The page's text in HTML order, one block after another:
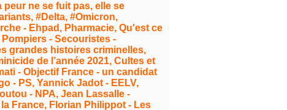
ne se fuit pas, elle se
#Delta, #Omicron,
- Ehpad, Pharmacie, Qu'est ce
- Secouristes -
grandes histoires criminelles,
de l’année 2021, Cultes et
- Objectif France - un candidat
- PS, Yannick Jadot - EELV,
- NPA, Jean Lassalle -
France, Florian Philippot - Les